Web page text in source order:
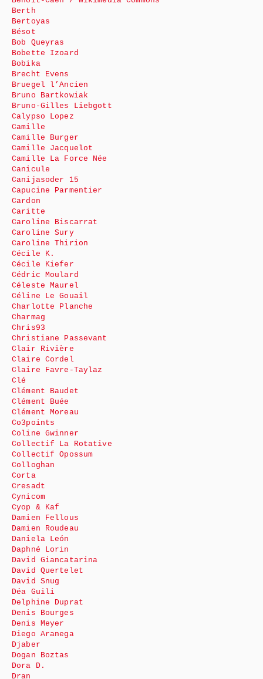
Berth
Bertoyas
Bésot
Bob Queyras
Bobette Izoard
Bobika
Brecht Evens
Bruegel l’Ancien
Bruno Bartkowiak
Bruno-Gilles Liebgott
Calypso Lopez
Camille
Camille Burger
Camille Jacquelot
Camille La Force Née
Canicule
Canijasoder 15
Capucine Parmentier
Cardon
Caritte
Caroline Biscarrat
Caroline Sury
Caroline Thirion
Cécile K.
Cécile Kiefer
Cédric Moulard
Céleste Maurel
Céline Le Gouail
Charlotte Planche
Charmag
Chris93
Christiane Passevant
Clair Rivière
Claire Cordel
Claire Favre-Taylaz
Clé
Clément Baudet
Clément Buée
Clément Moreau
Co3points
Coline Gwinner
Collectif La Rotative
Collectif Opossum
Colloghan
Corta
Cresadt
Cynicom
Cyop & Kaf
Damien Fellous
Damien Roudeau
Daniela León
Daphné Lorin
David Giancatarina
David Quertelet
David Snug
Déa Guili
Delphine Duprat
Denis Bourges
Denis Meyer
Diego Aranega
Djaber
Dogan Boztas
Dora D.
Dran